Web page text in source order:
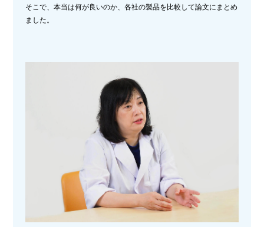
そこで、本当は何が良いのか、各社の製品を比較して論文にまとめ
ました。